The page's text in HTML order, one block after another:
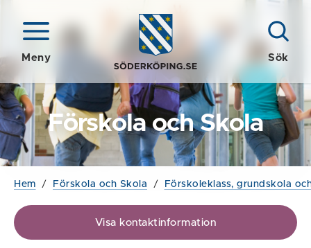
Meny Sök
Förskola och Skola
Hem / Förskola och Skola / Förskoleklass, grundskola
Visa kontaktinformation